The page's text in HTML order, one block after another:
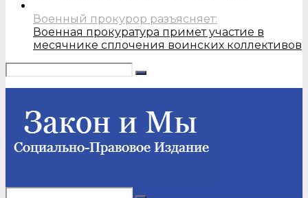
Военный прокурор разъясняет:
Военная прокуратура примет участие в
месячнике сплочения воинских коллективов